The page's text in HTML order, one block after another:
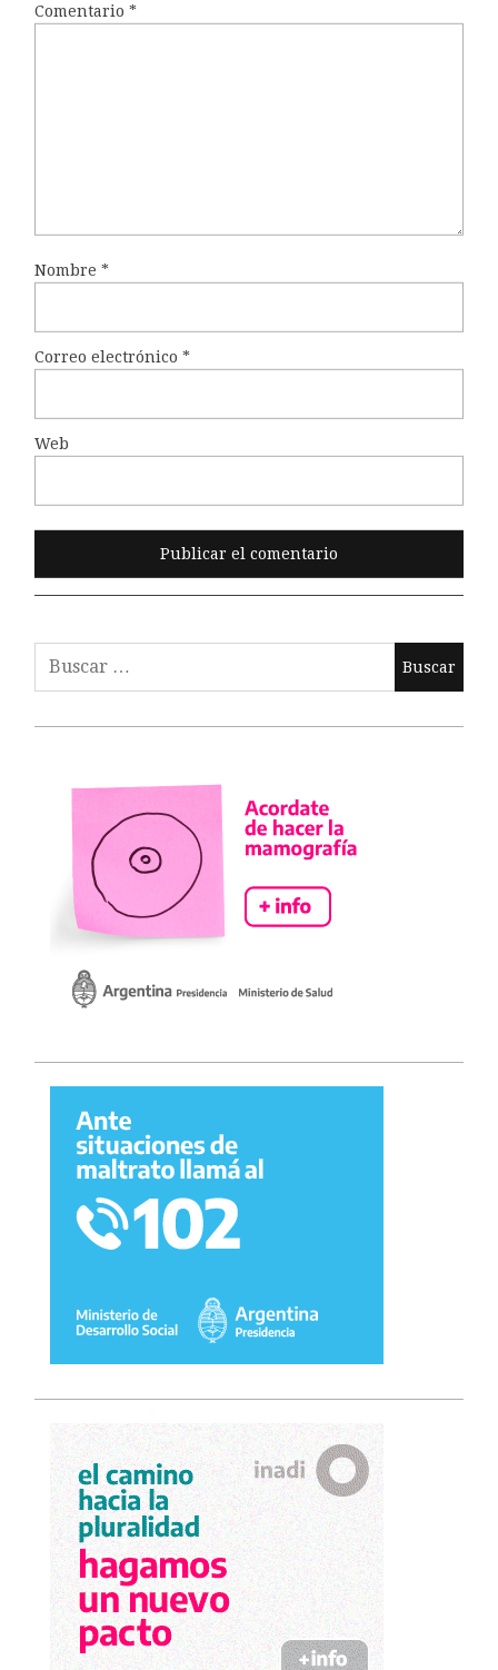
Comentario *
Nombre *
Correo electrónico *
Web